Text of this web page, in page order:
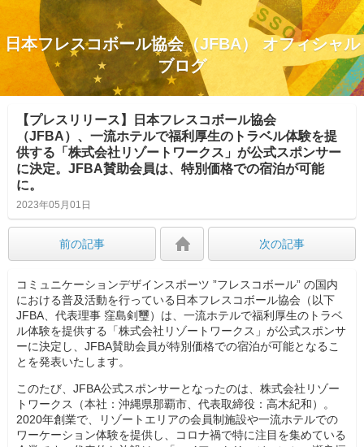
日本フレスコボール協会（JFBA） オフィシャル
ブログ
【プレスリリース】日本フレスコボール協会
（JFBA）、一流ホテルで福利厚生のトラベル体験を提
供する「株式会社リゾートワークス」が公式スポンサー
に決定。JFBA賛助会員は、特別価格での宿泊が可能
に。
2023年05月01日
前の記事 次の記事
コミュニケーションデザインスポーツ ”フレスコボール” の国内
における普及活動を行っている日本フレスコボール協会（以下
JFBA、代表理事 窪島剣璽）は、一流ホテルで福利厚生のトラベ
ル体験を提供する「株式会社リゾートワークス」が公式スポンサ
ーに決定し、JFBA賛助会員が特別価格での宿泊が可能となるこ
とを発表いたします。
このたび、JFBA公式スポンサーとなったのは、株式会社リゾー
トワークス（本社：沖縄県那覇市、代表取締役：高木紀和）。
2020年創業で、リゾートエリアの会員制施設や一流ホテルでの
ワーケーション体験を提供し、コロナ禍で特に注目を集めている